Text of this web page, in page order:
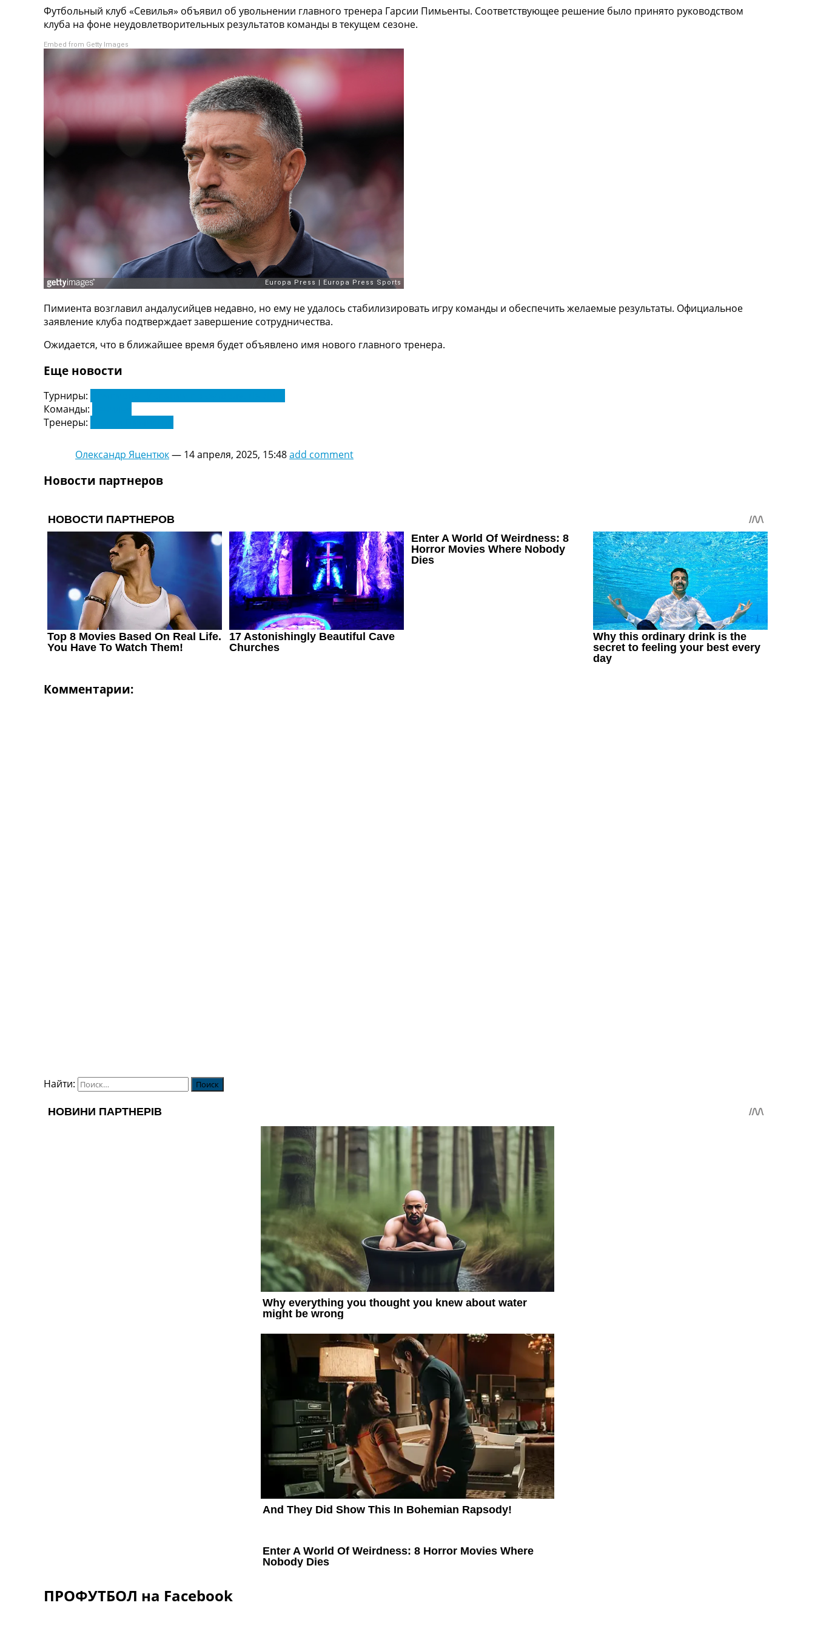
Турниры
Чемпионат Мира
Украина. Премьер-Лига
Украина. Первая Лига
Лига Чемпионов
Англия. Премьер Лига
Испания. Ла Лига
Другие Турниры >>>
Таблицы
Таблицы групп Чемпионата Мира
Украина. Премьер-Лига
Украина. Первая Лига
Лига Чемпионов. Таблицы групп
Англия. Премьер-Лига
Испания. Ла Лига
Все таблицы >>>
Рейтинги
Рейтинг стран УЕФА
Рейтинг клубов УЕФА
Рейтинг ФИФА
ТВ программа
UA
Categories
Главная
Конкурс прогнозов
Логин
Правила
Турниры
Чемпионат Мира
Украина. Премьер-Лига
Украина. Первая Лига
Лига Чемпионов
Англия. Премьер Лига
Испания. Ла Лига
Другие Турниры >>>
Таблицы
Таблицы групп Чемпионата Мира
Украина. Премьер-Лига
Англия. Премьер-Лига
Испания. Ла Лига
Футбольный клуб «Севилья» объявил об увольнении главного тренера Гарсии Пимьенты. Соответствующее решение было принято руководством
клуба на фоне неудовлетворительных результатов команды в текущем сезоне.
Embed from Getty Images
Пимиента возглавил андалусийцев недавно, но ему не удалось стабилизировать игру команды и обеспечить желаемые результаты. Официальное
заявление клуба подтверждает завершение сотрудничества.
Ожидается, что в ближайшее время будет объявлено имя нового главного тренера.
Еще новости
Турниры:
Команды:
Тренеры:
Олександр Яцентюк— 14 апреля, 2025, 15:48add comment
Новости партнеров
Комментарии:
Найти:
ПРОФУТБОЛ на Facebook